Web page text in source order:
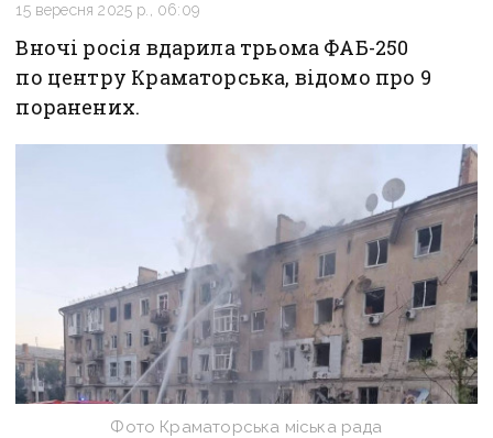
15 вересня 2025 р., 06:09
Вночі росія вдарила трьома ФАБ-250
по центру Краматорська, відомо про 9
поранених.
Фото Краматорська міська рада